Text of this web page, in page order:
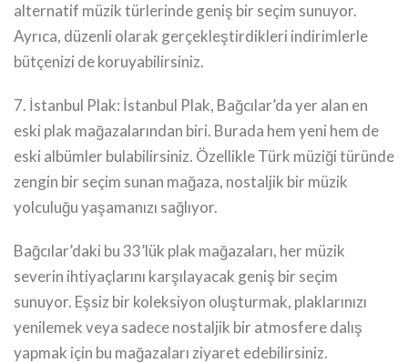
alternatif müzik türlerinde geniş bir seçim sunuyor.
Ayrıca, düzenli olarak gerçekleştirdikleri indirimlerle
bütçenizi de koruyabilirsiniz.
7. İstanbul Plak: İstanbul Plak, Bağcılar’da yer alan en
eski plak mağazalarından biri. Burada hem yeni hem de
eski albümler bulabilirsiniz. Özellikle Türk müziği türünde
zengin bir seçim sunan mağaza, nostaljik bir müzik
yolculuğu yaşamanızı sağlıyor.
Bağcılar’daki bu 33’lük plak mağazaları, her müzik
severin ihtiyaçlarını karşılayacak geniş bir seçim
sunuyor. Eşsiz bir koleksiyon oluşturmak, plaklarınızı
yenilemek veya sadece nostaljik bir atmosfere dalış
yapmak için bu mağazaları ziyaret edebilirsiniz.